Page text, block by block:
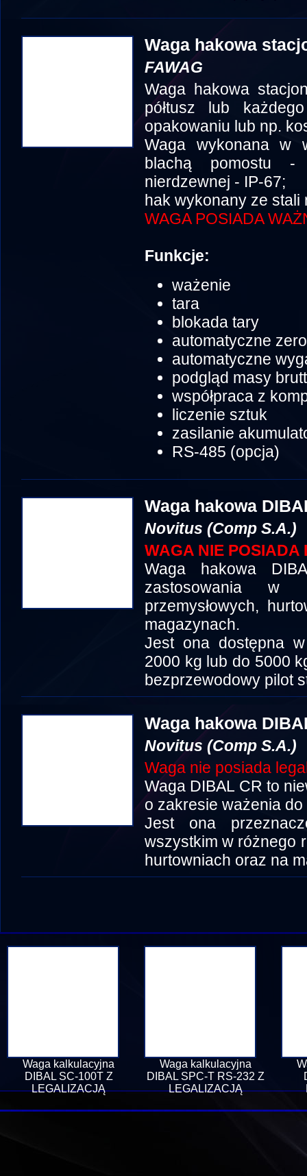
Waga hakowa
FAWAG
Waga hakowa
półtusz lub
opakowaniu lub np.
Waga wykonana w
blachą pomostu -
nierdzewnej - IP-67;
hak wykonany ze
WAGA POSIADA
Funkcje:
ważenie
tara
blokada tary
automatyczne
automatyczne
podgląd masy
współpraca z
liczenie sztuk
zasilanie
RS-485 (opcja)
Waga hakowa
Novitus (Comp S.A.)
WAGA NIE POSIADA
Waga hakowa
zastosowania w
przemysłowych,
magazynach.
Jest ona dostępna
2000 kg lub do 5000
bezprzewodowy pilot
Waga hakowa
Novitus (Comp S.A.)
Waga nie posiada
Waga DIBAL CR to
o zakresie ważenia
Jest ona
wszystkim w różnego
hurtowniach oraz na
Waga kalkulacyjna
DIBAL SC-100T Z
LEGALIZACJĄ
Waga kalkulacyjna
DIBAL SPC-T RS-232 Z
LEGALIZACJĄ